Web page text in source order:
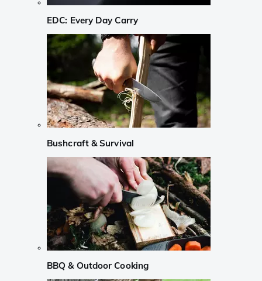
EDC: Every Day Carry
Bushcraft & Survival
BBQ & Outdoor Cooking